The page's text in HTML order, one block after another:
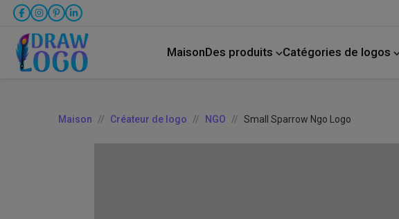
MaisonDes produits Catégories de logos
Maison Créateur de logo NGO Small Sparrow Ngo Logo